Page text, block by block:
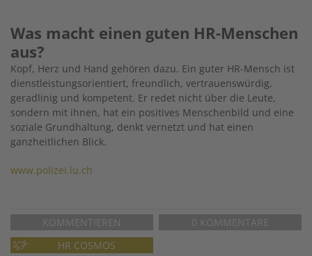
Was macht einen guten HR-Menschen
aus?
Kopf, Herz und Hand gehören dazu. Ein guter HR-Mensch ist
dienstleistungsorientiert, freundlich, vertrauenswürdig,
geradlinig und kompetent. Er redet nicht über die Leute,
sondern mit ihnen, hat ein positives Menschenbild und eine
soziale Grundhaltung, denkt vernetzt und hat einen
ganzheitlichen Blick.
www.polizei.lu.ch
KOMMENTIEREN
0 KOMMENTARE
HR COSMOS